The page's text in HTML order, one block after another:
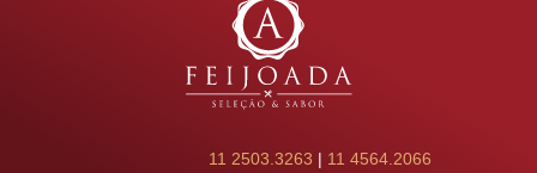
11 2503.3263 | 11 4564.2066